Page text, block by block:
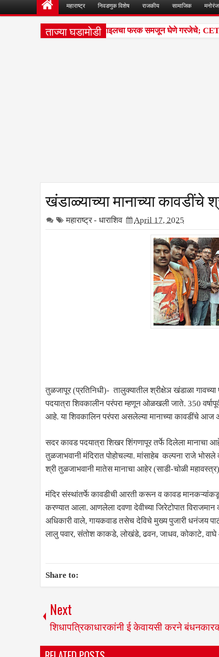
महाराष्ट्र निवडणुक विशेष राजकीय सामाजिक
ताज्या घडामोडी
परीक्षांतील टक्केवारी आणि पर्सेंटाइलचा फरक समजून घेणे गरजेचे; CET
खंडाळ्याच्या मानाच्या कावडींचे
महाराष्ट्र - धाराशिव April 17, 2025
तुळजापूर (प्रतिनिधी)- तालुक्यातील श्रीक्षेञ खंडाळा
पदयात्रा शिवकालीन परंपरा म्हणून ओळखली जाते. 350
आहे. या शिवकालिन परंपरा असलेल्या मानाच्या कावडींचे
सदर कावड पदयात्रा शिखर शिंगणापूर तर्फे दिलेला मानाचा
तुळजाभवानी मंदिरात पोहोचल्या. मांसाहेब कल्पना राजे
श्री तुळजाभवानी मातेस मानाचा आहेर (साडी-चोळी
मंदिर संस्थांतर्फे कावडीची आरती करून व कावड
करण्यात आला. आणलेला दवणा देवीच्या जिरेटोपात विराजमान
अधिकारी वाले, गायकवाड तसेच देविचे मुख्य पुजारी धनंजय
लालु पवार, संतोश काकडे, लोखंडे, ढवन, जाधव, कोकाटे, वाघे
Share to:
Next
शिधापत्रिकाधारकांनी ई केवायसी करने